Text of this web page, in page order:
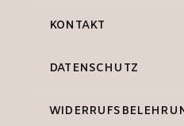
KONTAKT
DATENSCHUTZ